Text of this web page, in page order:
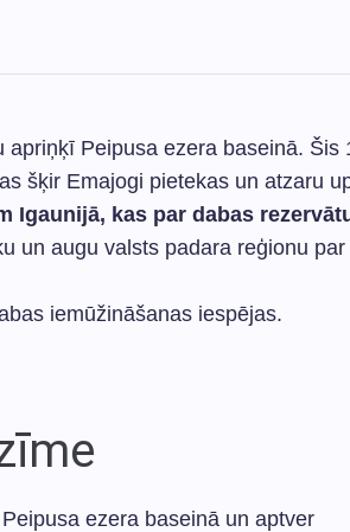
apriņķī Peipusa ezera baseinā. Šis
šķir Emajogi pietekas un atzaru
Igaunijā, kas par dabas
un augu valsts padara reģionu par
iemūžināšanas iespējas.
ezera baseinā un aptver